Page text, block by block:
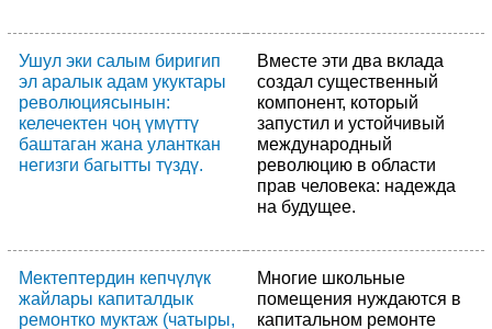
Ушул эки салым биригип
эл аралык адам укуктары
революциясынын:
келечектен чоң үмүттү
баштаган жана уланткан
негизги багытты түздү.
Вместе эти два вклада
создал существенный
компонент, который
запустил и устойчивый
международный
революцию в области
прав человека: надежда
на будущее.
Мектептердин кепчүлүк
жайлары капиталдык
ремонтко муктаж (чатыры,
Многие школьные
помещения нуждаются в
капитальном ремонте